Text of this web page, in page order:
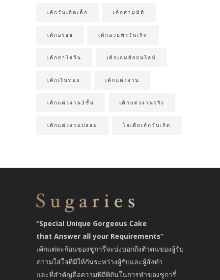
เค้กวันเกิดเด็ก เค้กสามมิติ
เค้กอร่อย เค้กอวยพรวันเกิด
เค้กฮาโลวีน เค้กเกมส์ออนไลน์
เค้กเงินทอง เค้กแต่งงาน
เค้กแต่งงาน3ชั้น เค้กแต่งงานจริง
เค้กแต่งงานปลอม ไอเดียเค้กวันเกิด
“Special Unique Gorgeous Cake
that Answer all your Requirements”
เค้กแต่ละก้อนของชูการี่จะบ่งบอกถึงตัวตนของผู้รับ
ความใส่ใจที่มีให้กันระหว่างผู้รับและผู้สั่งทำ
และที่สำคัญคือความพิถีพิถันในการทำของชูการี่